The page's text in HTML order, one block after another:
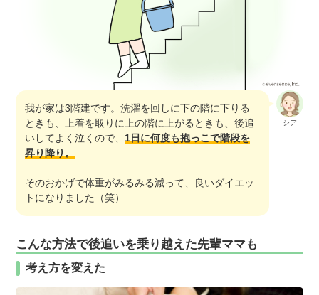
我が家は3階建です。洗濯を回しに下の階に下りる
ときも、上着を取りに上の階に上がるときも、後追
いしてよく泣くので、1日に何度も抱っこで階段を
昇り降り。
そのおかげで体重がみるみる減って、良いダイエッ
トになりました（笑）
シア
こんな方法で後追いを乗り越えた先輩ママも
考え方を変えた